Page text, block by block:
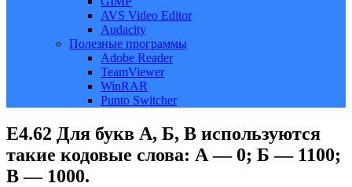
AVS Video Editor
Audacity
Полезные программы
Adobe Reader
TeamViewer
WinRAR
Punto Switcher
Е4.62 Для букв А, Б, В используются
такие кодовые слова: А — 0; Б — 1100;
B — 1000.